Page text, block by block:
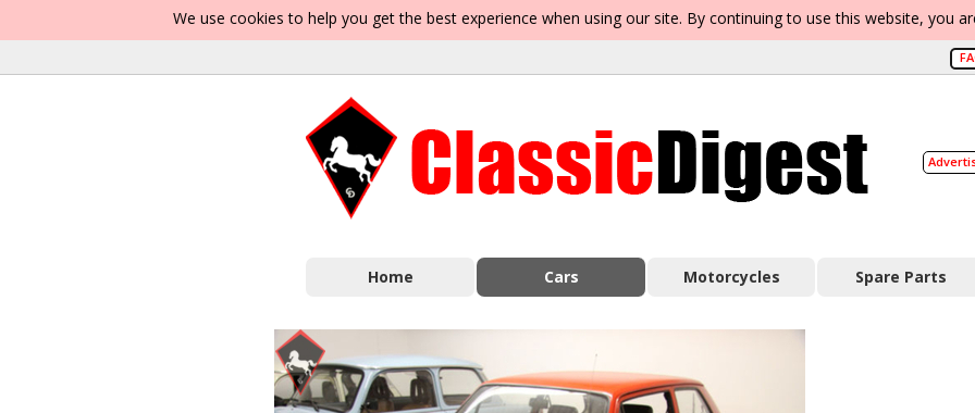
We use cookies to help you get the best experience when using our site. By continuing to use this website, you
Home Cars Motorcycles Spare Parts